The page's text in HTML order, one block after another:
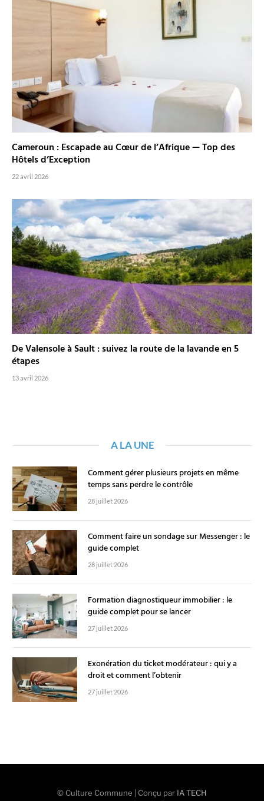
Cameroun : Escapade au Cœur de l’Afrique — Top des
Hôtels d’Exception
22 avril 2026
De Valensole à Sault : suivez la route de la lavande en 5
étapes
13 avril 2026
A LA UNE
Comment gérer plusieurs projets en même
temps sans perdre le contrôle
28 juillet 2026
Comment faire un sondage sur Messenger : le
guide complet
28 juillet 2026
Formation diagnostiqueur immobilier : le
guide complet pour se lancer
27 juillet 2026
Exonération du ticket modérateur : qui y a
droit et comment l’obtenir
27 juillet 2026
© Culture Commune | Conçu par IA TECH